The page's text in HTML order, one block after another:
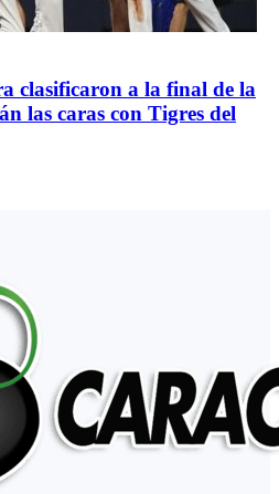
clasificaron a la final de la
las caras con Tigres del